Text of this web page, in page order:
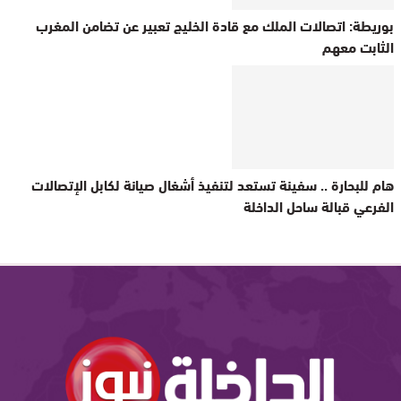
بوريطة: اتصالات الملك مع قادة الخليج تعبير عن تضامن المغرب
الثابت معهم
هام للبحارة .. سفينة تستعد لتنفيذ أشغال صيانة لكابل الإتصالات
الفرعي قبالة ساحل الداخلة